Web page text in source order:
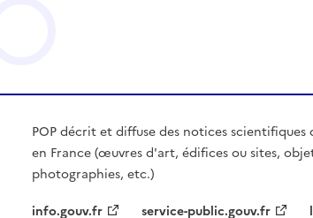
POP décrit et diffuse des notices
en France (œuvres d'art, édifices ou sites,
photographies, etc.)
info.gouv.fr
service-public.gouv.fr